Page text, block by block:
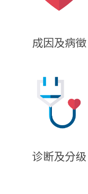
成因及病徵
诊断及分级